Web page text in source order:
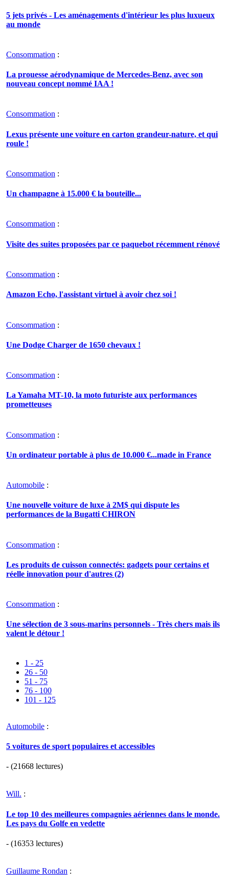
5 jets privés - Les aménagements d'intérieur les plus luxueux
au monde
Consommation :
La prouesse aérodynamique de Mercedes-Benz, avec son
nouveau concept nommé IAA !
Consommation :
Lexus présente une voiture en carton grandeur-nature, et qui
roule !
Consommation :
Un champagne à 15.000 € la bouteille...
Consommation :
Visite des suites proposées par ce paquebot récemment rénové
Consommation :
Amazon Echo, l'assistant virtuel à avoir chez soi !
Consommation :
Une Dodge Charger de 1650 chevaux !
Consommation :
La Yamaha MT-10, la moto futuriste aux performances
prometteuses
Consommation :
Un ordinateur portable à plus de 10.000 €...made in France
Automobile :
Une nouvelle voiture de luxe à 2M$ qui dispute les
performances de la Bugatti CHIRON
Consommation :
Les produits de cuisson connectés: gadgets pour certains et
réelle innovation pour d'autres (2)
Consommation :
Une sélection de 3 sous-marins personnels - Très chers mais ils
valent le détour !
1 - 25
26 - 50
51 - 75
76 - 100
101 - 125
Automobile :
5 voitures de sport populaires et accessibles
- (21668 lectures)
Will. :
Le top 10 des meilleures compagnies aériennes dans le monde.
Les pays du Golfe en vedette
- (16353 lectures)
Guillaume Rondan :